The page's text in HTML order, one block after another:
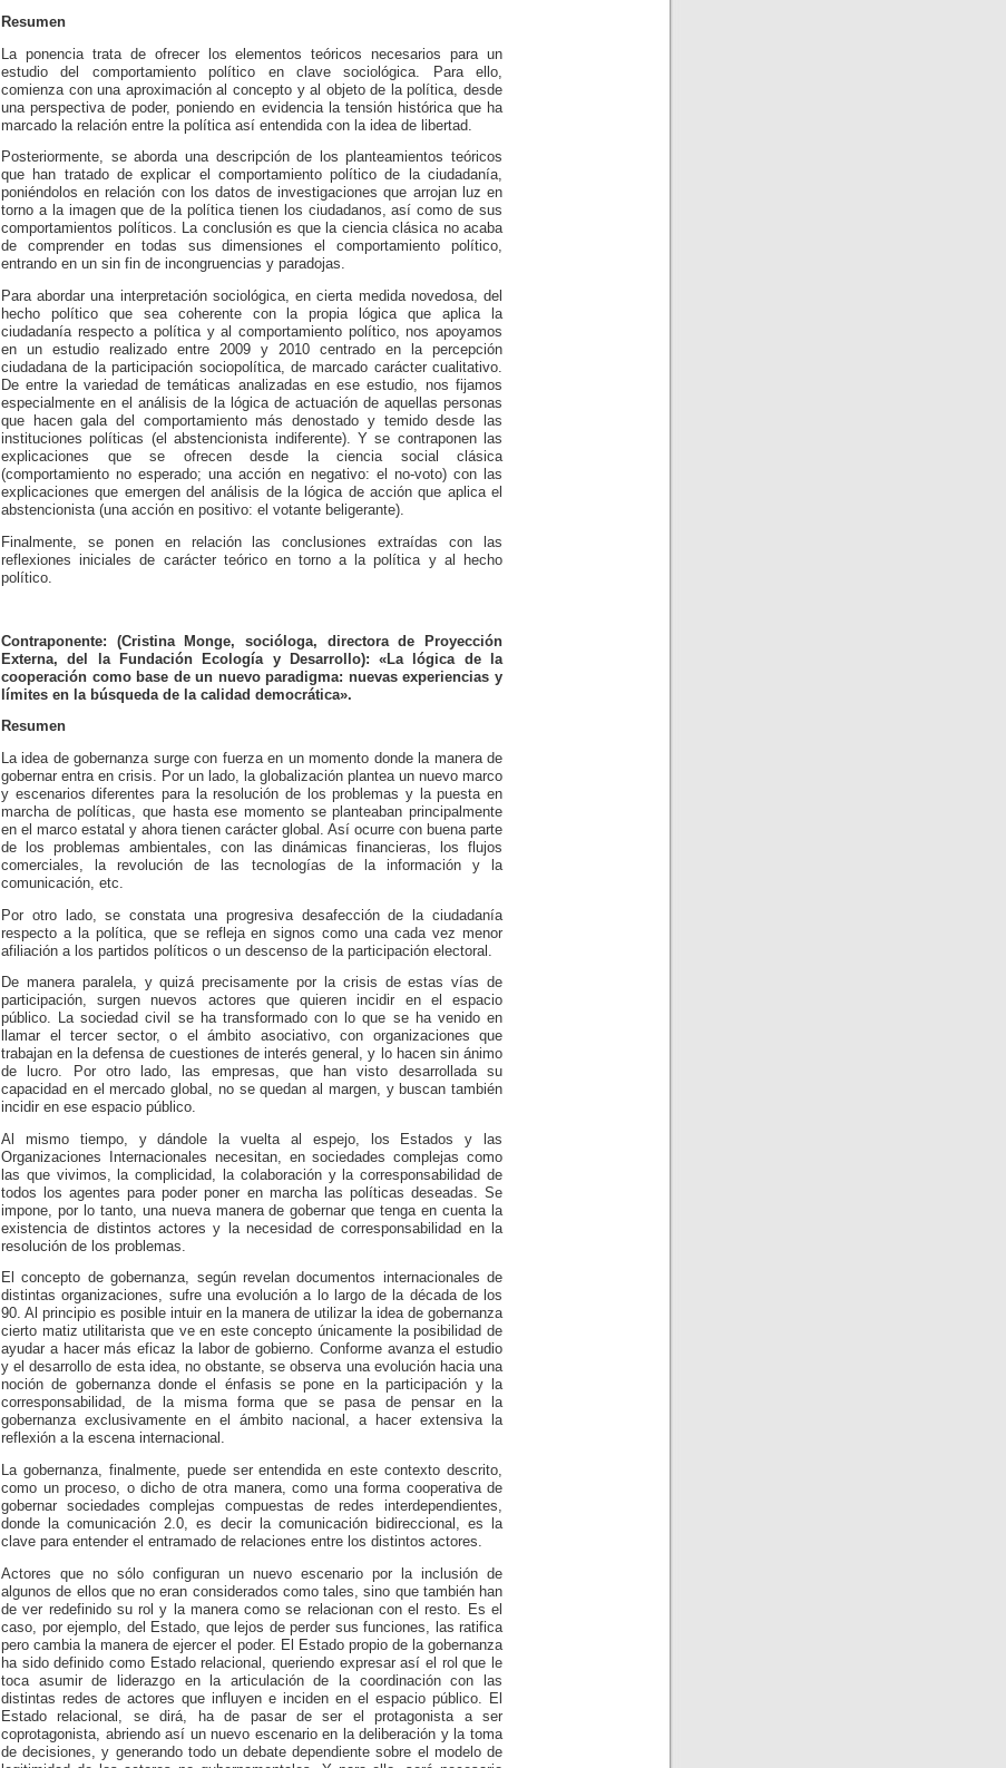
Resumen
La ponencia trata de ofrecer los elementos teóricos necesarios para un
estudio del comportamiento político en clave sociológica. Para ello,
comienza con una aproximación al concepto y al objeto de la política, desde
una perspectiva de poder, poniendo en evidencia la tensión histórica que ha
marcado la relación entre la política así entendida con la idea de libertad.
Posteriormente, se aborda una descripción de los planteamientos teóricos
que han tratado de explicar el comportamiento político de la ciudadanía,
poniéndolos en relación con los datos de investigaciones que arrojan luz en
torno a la imagen que de la política tienen los ciudadanos, así como de sus
comportamientos políticos. La conclusión es que la ciencia clásica no acaba
de comprender en todas sus dimensiones el comportamiento político,
entrando en un sin fin de incongruencias y paradojas.
Para abordar una interpretación sociológica, en cierta medida novedosa, del
hecho político que sea coherente con la propia lógica que aplica la
ciudadanía respecto a política y al comportamiento político, nos apoyamos
en un estudio realizado entre 2009 y 2010 centrado en la percepción
ciudadana de la participación sociopolítica, de marcado carácter cualitativo.
De entre la variedad de temáticas analizadas en ese estudio, nos fijamos
especialmente en el análisis de la lógica de actuación de aquellas personas
que hacen gala del comportamiento más denostado y temido desde las
instituciones políticas (el abstencionista indiferente). Y se contraponen las
explicaciones que se ofrecen desde la ciencia social clásica
(comportamiento no esperado; una acción en negativo: el no-voto) con las
explicaciones que emergen del análisis de la lógica de acción que aplica el
abstencionista (una acción en positivo: el votante beligerante).
Finalmente, se ponen en relación las conclusiones extraídas con las
reflexiones iniciales de carácter teórico en torno a la política y al hecho
político.
Contraponente: (Cristina Monge, socióloga, d irectora de Proyección
Externa, del la Fundación Ecología y Desarrollo):
«La lógica de la
cooperación como base de un nuevo paradigma: nuevas experiencias y
límites en la búsqueda de la calidad democrática».
Resumen
La idea de gobernanza surge con fuerza en un momento donde la manera de
gobernar entra en crisis. Por un lado, la globalización plantea un nuevo marco
y escenarios diferentes para la resolución de los problemas y la puesta en
marcha de políticas, que hasta ese momento se planteaban principalmente
en el marco estatal y ahora tienen carácter global. Así ocurre con buena parte
de los problemas ambientales, con las dinámicas financieras, los flujos
comerciales, la revolución de las tecnologías de la información y la
comunicación, etc.
Por otro lado, se constata una progresiva desafección de la ciudadanía
respecto a la política, que se refleja en signos como una cada vez menor
afiliación a los partidos políticos o un descenso de la participación electoral.
De manera paralela, y quizá precisamente por la crisis de estas vías de
participación, surgen nuevos actores que quieren incidir en el espacio
público. La sociedad civil se ha transformado con lo que se ha venido en
llamar el tercer sector, o el ámbito asociativo, con organizaciones que
trabajan en la defensa de cuestiones de interés general, y lo hacen sin ánimo
de lucro. Por otro lado, las empresas, que han visto desarrollada su
capacidad en el mercado global, no se quedan al margen, y buscan también
incidir en ese espacio público.
Al mismo tiempo, y dándole la vuelta al espejo, los Estados y las
Organizaciones Internacionales necesitan, en sociedades complejas como
las que vivimos, la complicidad, la colaboración y la corresponsabilidad de
todos los agentes para poder poner en marcha las políticas deseadas. Se
impone, por lo tanto, una nueva manera de gobernar que tenga en cuenta la
existencia de distintos actores y la necesidad de corresponsabilidad en la
resolución de los problemas.
El concepto de gobernanza, según revelan documentos internacionales de
distintas organizaciones, sufre una evolución a lo largo de la década de los
90. Al principio es posible intuir en la manera de utilizar la idea de gobernanza
cierto matiz utilitarista que ve en este concepto únicamente la posibilidad de
ayudar a hacer más eficaz la labor de gobierno. Conforme avanza el estudio
y el desarrollo de esta idea, no obstante, se observa una evolución hacia una
noción de gobernanza donde el énfasis se pone en la participación y la
corresponsabilidad, de la misma forma que se pasa de pensar en la
gobernanza exclusivamente en el ámbito nacional, a hacer extensiva la
reflexión a la escena internacional.
La gobernanza, finalmente, puede ser entendida en este contexto descrito,
como un proceso, o dicho de otra manera, como una forma cooperativa de
gobernar sociedades complejas compuestas de redes interdependientes,
donde la comunicación 2.0, es decir la comunicación bidireccional, es la
clave para entender el entramado de relaciones entre los distintos actores.
Actores que no sólo configuran un nuevo escenario por la inclusión de
algunos de ellos que no eran considerados como tales, sino que también han
de ver redefinido su rol y la manera como se relacionan con el resto. Es el
caso, por ejemplo, del Estado, que lejos de perder sus funciones, las ratifica
pero cambia la manera de ejercer el poder. El Estado propio de la gobernanza
ha sido definido como Estado relacional, queriendo expresar así el rol que le
toca asumir de liderazgo en la articulación de la coordinación con las
distintas redes de actores que influyen e inciden en el espacio público. El
Estado relacional, se dirá, ha de pasar de ser el protagonista a ser
coprotagonista, abriendo así un nuevo escenario en la deliberación y la toma
de decisiones, y generando todo un debate dependiente sobre el modelo de